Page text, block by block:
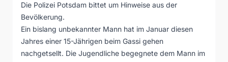
Die Polizei Potsdam bittet um Hinweise aus der
Bevölkerung.
Ein bislang unbekannter Mann hat im Januar diesen
Jahres einer 15-Jährigen beim Gassi gehen
nachgetsellt. Die Jugendliche begegnete dem Mann im